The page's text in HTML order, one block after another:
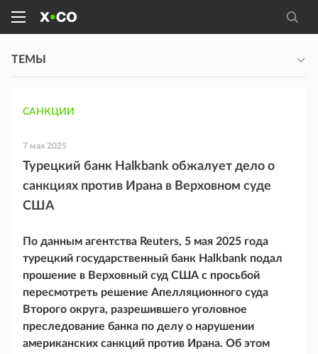
ТЕМЫ
САНКЦИИ
7 мая 2025
Турецкий банк Halkbank обжалует дело о
санкциях против Ирана в Верховном суде
США
По данным агентства Reuters, 5 мая 2025 года
турецкий государственный банк Halkbank подал
прошение в Верховный суд США с просьбой
пересмотреть решение Апелляционного суда
Второго округа, разрешившего уголовное
преследование банка по делу о нарушении
американских санкций против Ирана. Об этом